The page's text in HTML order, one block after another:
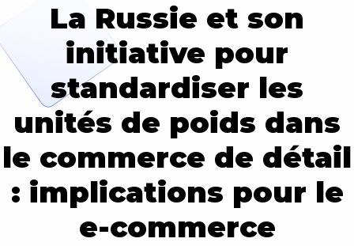
La Russie et son
initiative pour
standardiser les
unités de poids dans
le commerce de détail
: implications pour le
e-commerce